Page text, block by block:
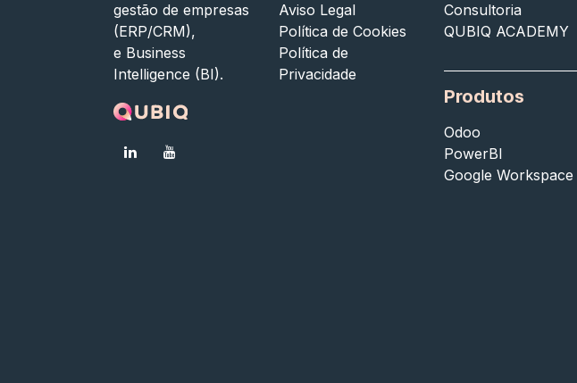
Consultoria
QUBIQ ACADEMY
Produtos
Odoo
PowerBI
Google Workspace
Aviso Legal
Política de Cookies
Política de
Privacidade
gestão de empresas
(ERP/CRM),
e Business
Intelligence (BI).